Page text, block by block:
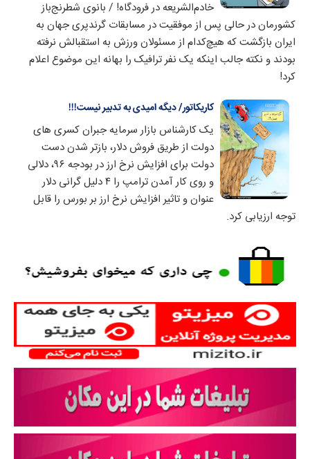
خادم‌الشریعه در فرودگاه! / بانوی شطرنج‌باز
کشورمان در حالی پس از موفقیت در مسابقات گرندپری جهان به
ایران بازگشت که هیچ‌کدام از مسئولان ورزش به استقبالش نرفته
بودند و نکته جالب اینکه یک نفر ترافیک را بهانه این موضوع اعلام
کرد!
کاریکاتور/ دیگه امیدی به تدبیر نیست!!!
یک کارشناس بازار سرمایه جبران کسری های
دولت از طریق فروش دلار، بازتر شدن دست
دولت برای افزایش نرخ ارز در بودجه ۹۶، دلالی
و روی کار آمدن ترامپ را ۴ دلیل گرانی دلار
عنوان و تاثیر افزایش نرخ ارز بر بورس را قابل
توجه ارزیابی کرد.